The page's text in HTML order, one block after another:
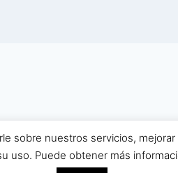
El Alfolí | Hecho con ❤️ by
sobre nuestros servicios,
Puede obtener más